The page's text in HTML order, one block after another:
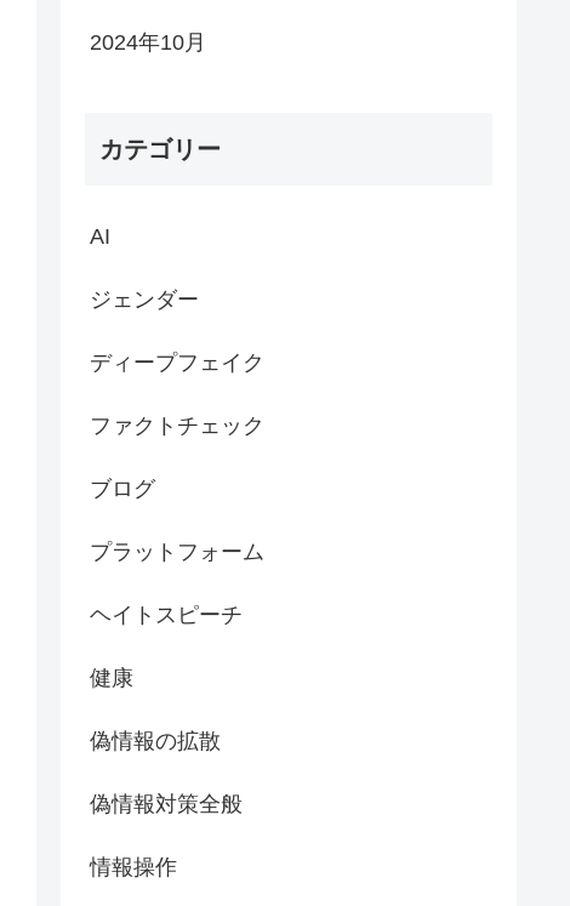
2024年10月
カテゴリー
AI
ジェンダー
ディープフェイク
ファクトチェック
ブログ
プラットフォーム
ヘイトスピーチ
健康
偽情報の拡散
偽情報対策全般
情報操作